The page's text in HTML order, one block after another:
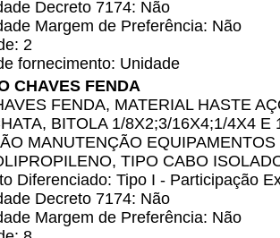
Decreto 7174: Não
Margem de Preferência: Não
2
fornecimento: Unidade
CHAVES FENDA
FENDA, MATERIAL HASTE
BITOLA 1/8X2;3/16X4;1/4X4 E
MANUTENÇÃO
TIPO CABO
Diferenciado: Tipo I - Participação
Decreto 7174: Não
Margem de Preferência: Não